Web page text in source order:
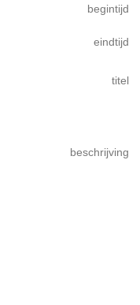
begintijd
eindtijd
titel
beschrijving